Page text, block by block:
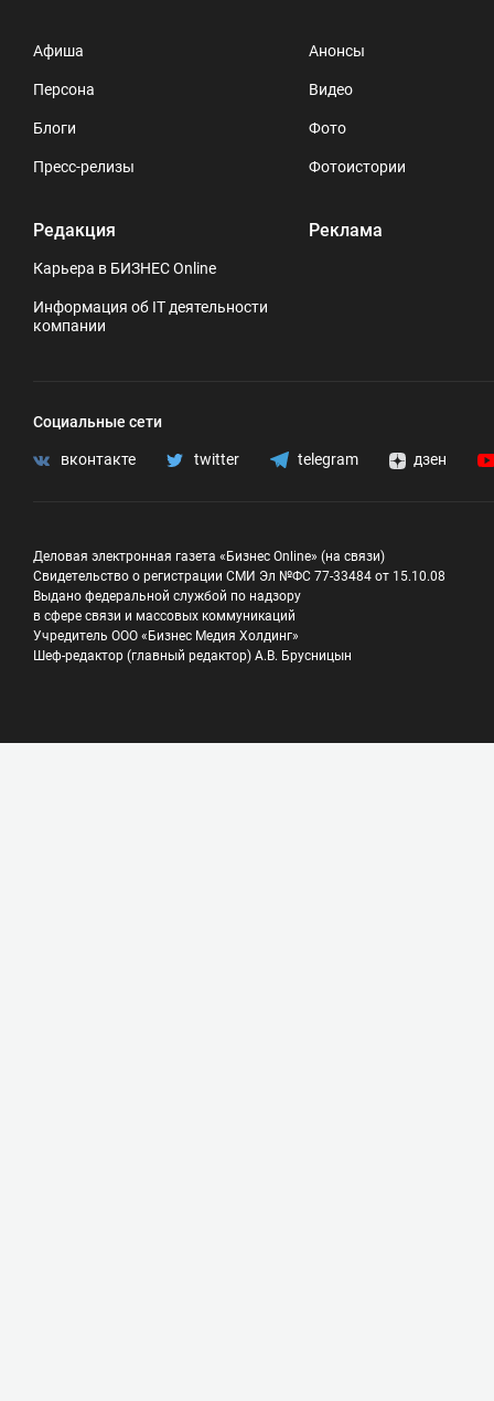
Афиша
Персона
Блоги
Пресс-релизы
Редакция
Карьера в БИЗНЕС Online
Информация об IT деятельности
компании
Анонсы
Видео
Фото
Фотоистории
Реклама
Социальные сети
вконтакте twitter telegram дзен
Деловая электронная газета «Бизнес Online» (на связи)
Свидетельство о регистрации СМИ Эл №ФС 77-33484 от 15.10.08
Выдано федеральной службой по надзору
в сфере связи и массовых коммуникаций
Учредитель ООО «Бизнес Медия Холдинг»
Шеф-редактор (главный редактор) А.В. Брусницын